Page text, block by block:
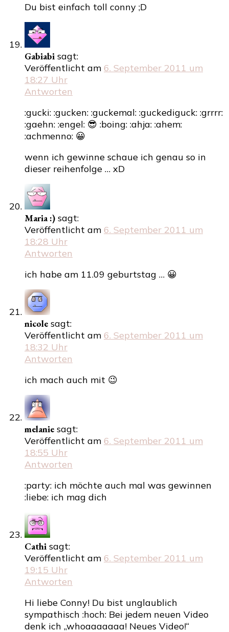
Du bist einfach toll conny ;D
Gabiabi sagt:
Veröffentlicht am 6. September 2011 um
18:27 Uhr
Antworten
:gucki: :gucken: :guckemal: :guckediguck: :grrrr:
:gaehn: :engel: 😎 :boing: :ahja: :ahem:
:achmenno: 😀
wenn ich gewinne schaue ich genau so in
dieser reihenfolge … xD
Maria :) sagt:
Veröffentlicht am 6. September 2011 um
18:28 Uhr
Antworten
ich habe am 11.09 geburtstag … 😀
nicole sagt:
Veröffentlicht am 6. September 2011 um
18:32 Uhr
Antworten
ich mach auch mit 😉
melanie sagt:
Veröffentlicht am 6. September 2011 um
18:55 Uhr
Antworten
:party: ich möchte auch mal was gewinnen
:liebe: ich mag dich
Cathi sagt:
Veröffentlicht am 6. September 2011 um
19:15 Uhr
Antworten
Hi liebe Conny! Du bist unglaublich
sympathisch :hoch: Bei jedem neuen Video
denk ich „whoaaaaaaa! Neues Video!“